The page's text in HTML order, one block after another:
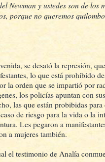
Newman y ustedes son de los
porque no queremos quilombo
se desató la represión,
lo que está prohibido
la orden que se impartió por
los policías apuntan con
las que están probibidas para
de riesgo para la vida o la
Les pegaron a
a mujeres también.
el testimonio de Analía